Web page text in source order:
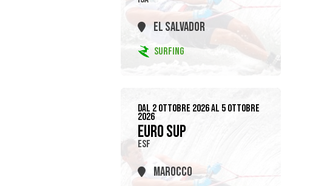
EL SALVADOR
SURFING
DAL 2 OTTOBRE 2026 AL 5 OTTOBRE
2026
EURO SUP
ESF
MAROCCO